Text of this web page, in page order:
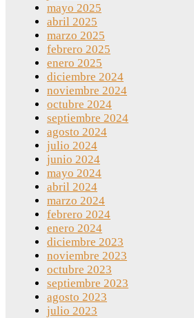
mayo 2025
abril 2025
marzo 2025
febrero 2025
enero 2025
diciembre 2024
noviembre 2024
octubre 2024
septiembre 2024
agosto 2024
julio 2024
junio 2024
mayo 2024
abril 2024
marzo 2024
febrero 2024
enero 2024
diciembre 2023
noviembre 2023
octubre 2023
septiembre 2023
agosto 2023
julio 2023